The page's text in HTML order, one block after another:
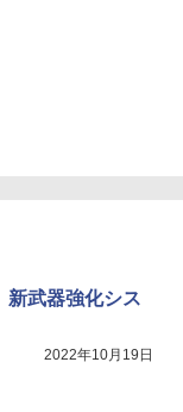
付きコレクション)
ナル巾着＋メー
振りの剣、十翼よ
き下ろしイラスト
版 [Blu-ray]
新武器強化シス
2022年10月19日